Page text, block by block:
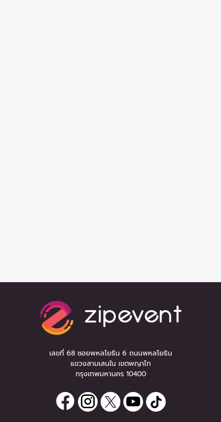
เลขที่ 68 ซอยพหลโยธิน 6 ถนนพหลโยธิน
แขวงสามเสนใน เขตพญาไท
กรุงเทพมหานคร 10400